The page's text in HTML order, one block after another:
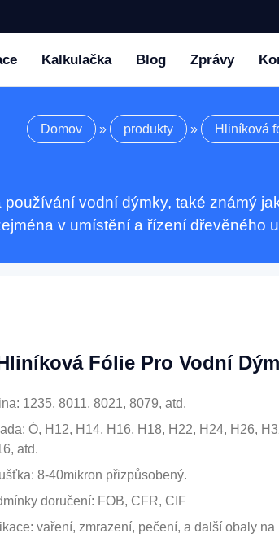
Kalkulačka Blog Zprávy
Domov » produkty » Hliníková
vodní dýmky, také známý
v umístění a řízení dřevěného
Fólie Pro Vodní
1235, 8011, 8021, 8079, atd.
Ó, H12, H14, H16, H18, H22, H24, H26,
atd.
8-40mikron přizpůsobený.
doručení: FOB, CFR, CIF
vaření, zmrazení, pečení, a další obaly na